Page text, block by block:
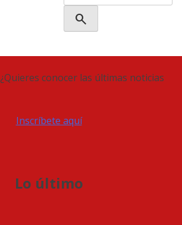
search
¿Quieres conocer las últimas noticias
Inscríbete aquí
Lo último